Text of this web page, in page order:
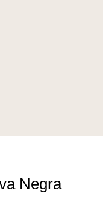
Negra